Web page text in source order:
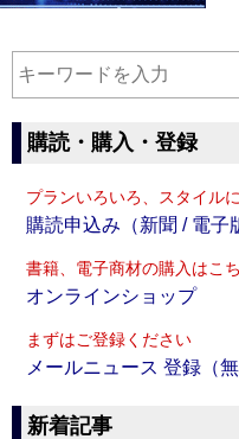
購読・購入・登録
プランいろいろ、スタイル
購読申込み（新聞 / 電子
書籍、電子商材の購入はこ
オンラインショップ
まずはご登録ください
メールニュース 登録（無
新着記事